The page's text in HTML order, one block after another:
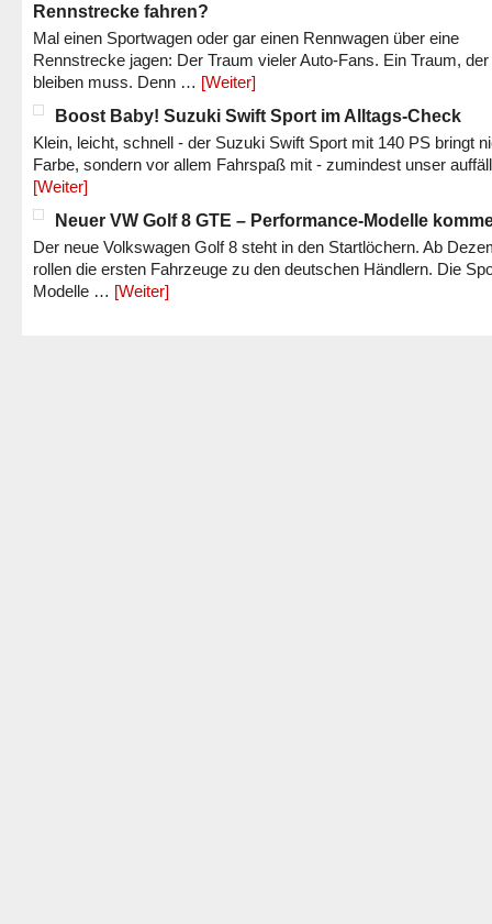
Rennstrecke fahren?
Mal einen Sportwagen oder gar einen Rennwagen über eine
Rennstrecke jagen: Der Traum vieler Auto-Fans. Ein Traum,
bleiben muss. Denn … [Weiter]
Boost Baby! Suzuki Swift Sport im Alltags-Check
Klein, leicht, schnell - der Suzuki Swift Sport mit 140 PS bringt
Farbe, sondern vor allem Fahrspaß mit - zumindest unser
[Weiter]
Neuer VW Golf 8 GTE – Performance-Modelle
Der neue Volkswagen Golf 8 steht in den Startlöchern. Ab
rollen die ersten Fahrzeuge zu den deutschen Händlern. Die
Modelle … [Weiter]